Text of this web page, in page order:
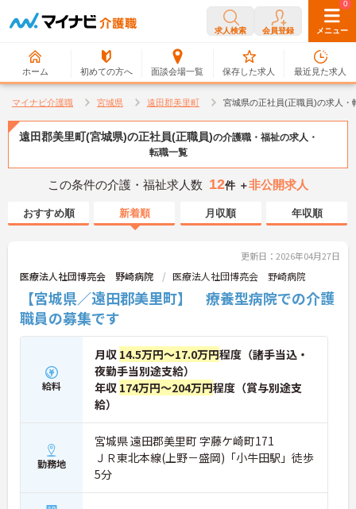
求人検索 会員登録 メニュー
ホーム 初めての方へ 面談会場一覧
0
保存した求人
0
最近見た求人
マイナビ介護職 宮城県 遠田郡美里町 宮城県の正社員(正職員)の求人・
遠田郡美里町(宮城県)の正社員(正職員)の介護職・福祉の求人・
転職一覧
この条件の介護・福祉求人数 12件 ＋非公開求人
おすすめ順 新着順 月収順 年収順
更新日：2026年04月27日
医療法人社団博亮会 野崎病院 医療法人社団博亮会 野崎病院
【宮城県／遠田郡美里町】 療養型病院での介護
職員の募集です
給料
月収 14.5万円～17.0万円程度（諸手当込・
夜勤手当別途支給）
年収 174万円～204万円程度（賞与別途支
給）
勤務地
宮城県 遠田郡美里町 字藤ケ崎町171
ＪＲ東北本線(上野－盛岡)「小牛田駅」徒歩
5分